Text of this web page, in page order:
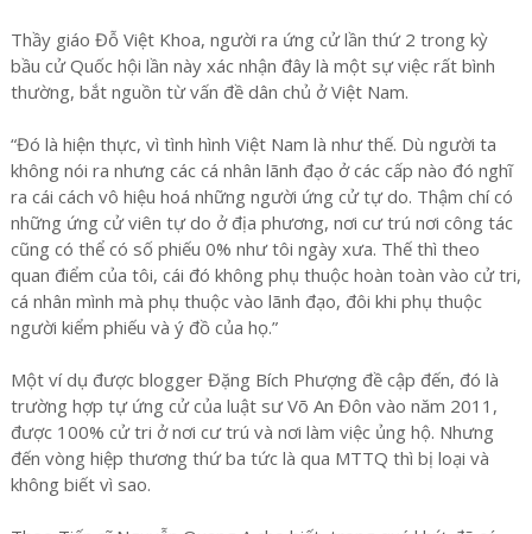
Thầy giáo Đỗ Việt Khoa, người ra ứng cử lần thứ 2 trong kỳ
bầu cử Quốc hội lần này xác nhận đây là một sự việc rất bình
thường, bắt nguồn từ vấn đề dân chủ ở Việt Nam.
“Đó là hiện thực, vì tình hình Việt Nam là như thế. Dù người ta
không nói ra nhưng các cá nhân lãnh đạo ở các cấp nào đó nghĩ
ra cái cách vô hiệu hoá những người ứng cử tự do. Thậm chí có
những ứng cử viên tự do ở địa phương, nơi cư trú nơi công tác
cũng có thể có số phiếu 0% như tôi ngày xưa. Thế thì theo
quan điểm của tôi, cái đó không phụ thuộc hoàn toàn vào cử tri,
cá nhân mình mà phụ thuộc vào lãnh đạo, đôi khi phụ thuộc
người kiểm phiếu và ý đồ của họ.”
Một ví dụ được blogger Đặng Bích Phượng đề cập đến, đó là
trường hợp tự ứng cử của luật sư Võ An Đôn vào năm 2011,
được 100% cử tri ở nơi cư trú và nơi làm việc ủng hộ. Nhưng
đến vòng hiệp thương thứ ba tức là qua MTTQ thì bị loại và
không biết vì sao.